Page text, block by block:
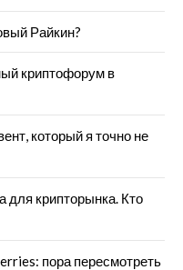
Райкин?
криптофорум в
который я точно не
для крипторынка. Кто
пора пересмотреть